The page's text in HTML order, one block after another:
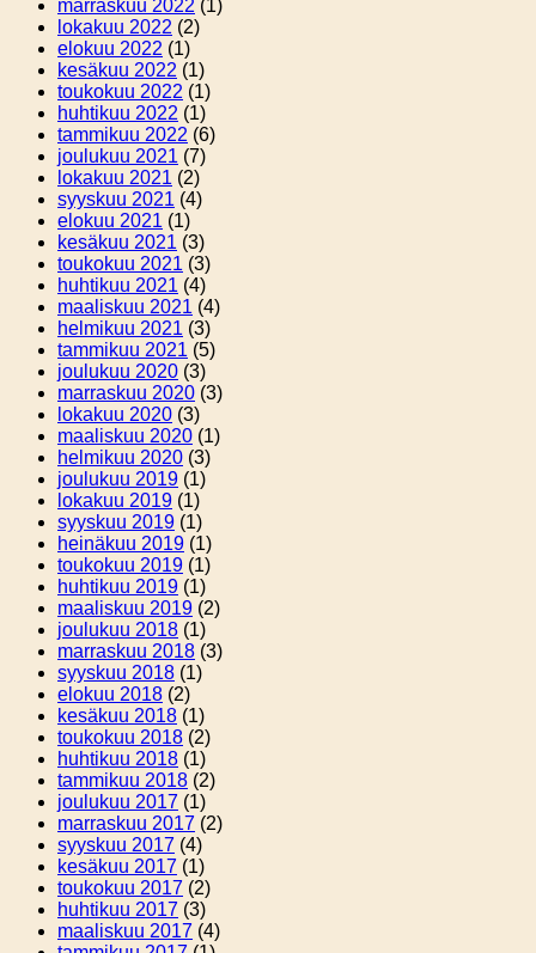
marraskuu 2022 (1)
lokakuu 2022 (2)
elokuu 2022 (1)
kesäkuu 2022 (1)
toukokuu 2022 (1)
huhtikuu 2022 (1)
tammikuu 2022 (6)
joulukuu 2021 (7)
lokakuu 2021 (2)
syyskuu 2021 (4)
elokuu 2021 (1)
kesäkuu 2021 (3)
toukokuu 2021 (3)
huhtikuu 2021 (4)
maaliskuu 2021 (4)
helmikuu 2021 (3)
tammikuu 2021 (5)
joulukuu 2020 (3)
marraskuu 2020 (3)
lokakuu 2020 (3)
maaliskuu 2020 (1)
helmikuu 2020 (3)
joulukuu 2019 (1)
lokakuu 2019 (1)
syyskuu 2019 (1)
heinäkuu 2019 (1)
toukokuu 2019 (1)
huhtikuu 2019 (1)
maaliskuu 2019 (2)
joulukuu 2018 (1)
marraskuu 2018 (3)
syyskuu 2018 (1)
elokuu 2018 (2)
kesäkuu 2018 (1)
toukokuu 2018 (2)
huhtikuu 2018 (1)
tammikuu 2018 (2)
joulukuu 2017 (1)
marraskuu 2017 (2)
syyskuu 2017 (4)
kesäkuu 2017 (1)
toukokuu 2017 (2)
huhtikuu 2017 (3)
maaliskuu 2017 (4)